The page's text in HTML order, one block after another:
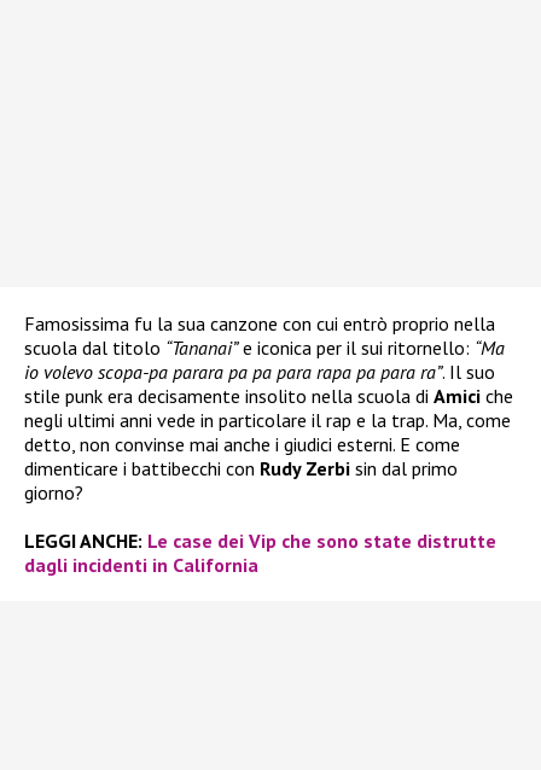
Famosissima fu la sua canzone con cui entrò proprio nella
scuola dal titolo “Tananai”e iconica per il sui ritornello: “Ma
io volevo scopa-pa parara pa pa para rapa pa para ra”. Il suo
stile punk era decisamente insolito nella scuola di Amici che
negli ultimi anni vede in particolare il rap e la trap. Ma, come
detto, non convinse mai anche i giudici esterni. E come
dimenticare i battibecchi con Rudy Zerbi sin dal primo
giorno?
LEGGI ANCHE: Le case dei Vip che sono state distrutte
dagli incidenti in California